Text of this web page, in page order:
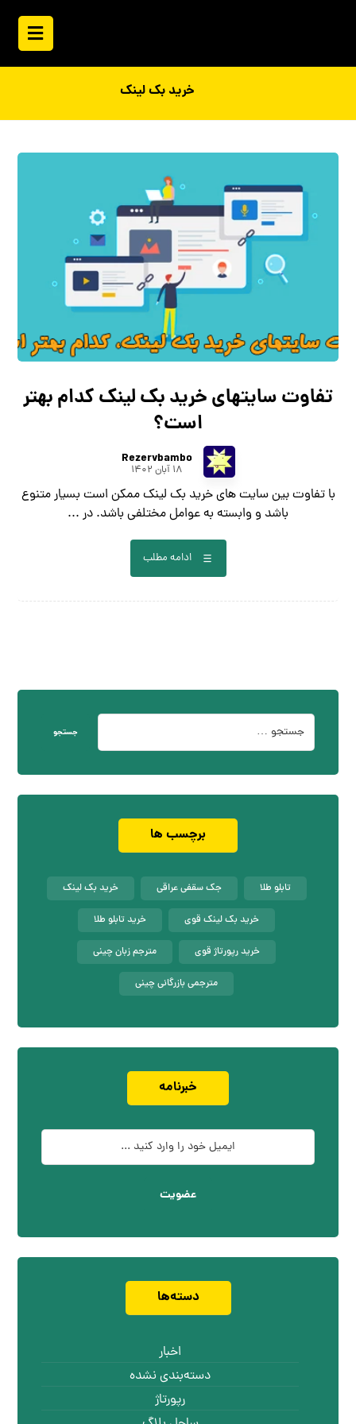
خرید بک لینک
تفاوت سایتهای خرید بک لینک کدام بهتر
است؟
Rezervbambo
۱۸ آبان ۱۴۰۲
با تفاوت بین سایت های خرید بک لینک ممکن است بسیار متنوع
باشد و وابسته به عوامل مختلفی باشد. در ...
ادامه مطلب
جستجو
برچسب ها
تابلو طلا جک سقفی عراقی خرید بک لینک
خرید بک لینک قوی خرید تابلو طلا
خرید رپورتاژ قوی مترجم زبان چینی
مترجمی بازرگانی چینی
خبرنامه
عضویت
دسته‌ها
اخبار
دسته‌بندی نشده
رپورتاژ